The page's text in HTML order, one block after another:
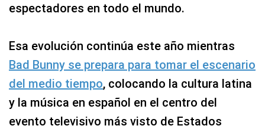
espectadores en todo el mundo.
Esa evolución continúa este año mientras
Bad Bunny se prepara para tomar el escenario
del medio tiempo, colocando la cultura latina
y la música en español en el centro del
evento televisivo más visto de Estados